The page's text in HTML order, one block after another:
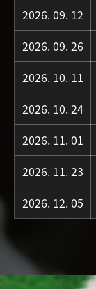
2026. 09. 12
2026. 09. 26
2026. 10. 11
2026. 10. 24
2026. 11. 01
2026. 11. 23
2026. 12. 05